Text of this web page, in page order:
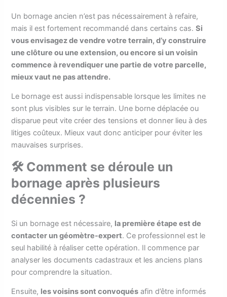
Un bornage ancien n’est pas nécessairement à refaire,
mais il est fortement recommandé dans certains cas.Si
vous envisagez de vendre votre terrain, d’y construire
une clôture ou une extension, ou encore si un voisin
commence à revendiquer une partie de votre parcelle,
mieux vaut ne pas attendre.
Le bornage est aussi indispensable lorsque les limites ne
sont plus visibles sur le terrain. Une borne déplacée ou
disparue peut vite créer des tensions et donner lieu à des
litiges coûteux. Mieux vaut donc anticiper pour éviter les
mauvaises surprises.
🛠️ Comment se déroule un
bornage après plusieurs
décennies ?
Si un bornage est nécessaire, la première étape est de
contacter un géomètre-expert. Ce professionnel est le
seul habilité à réaliser cette opération. Il commence par
analyser les documents cadastraux et les anciens plans
pour comprendre la situation.
Ensuite, les voisins sont convoqués afin d’être informés